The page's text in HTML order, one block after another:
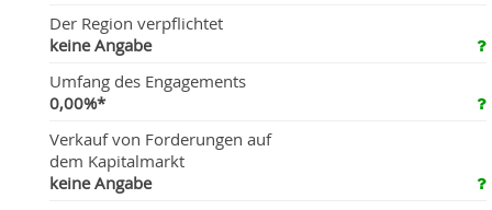
Der Region verpflichtet
keine Angabe
Umfang des Engagements
0,00%*
Verkauf von Forderungen auf
dem Kapitalmarkt
keine Angabe